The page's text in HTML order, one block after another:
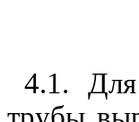
4.1. Для